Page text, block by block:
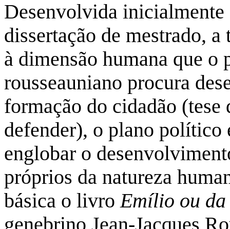
Desenvolvida
dissertação de mestrado,
à dimensão humana que o
rousseauniano procura
formação do cidadão (tese
defender), o plano político
englobar o
próprios da natureza
básica o livroEmílio ou da